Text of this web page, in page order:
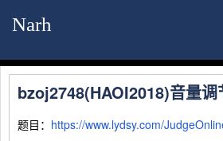
Narh
bzoj2748(HAOI2018)音量调
题目： https://www.lydsy.com/